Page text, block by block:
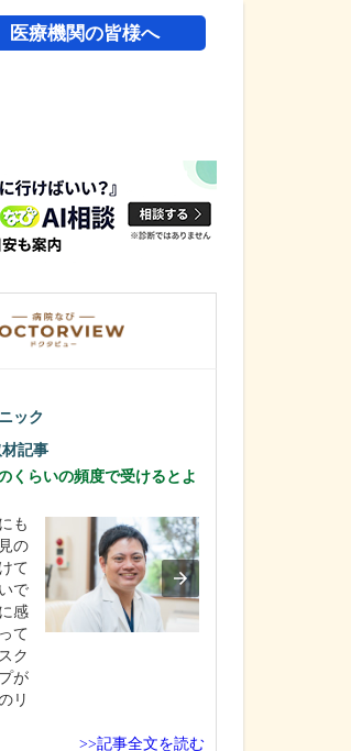
医療機関の皆様へ
ック
記事
くらいの頻度で受けるとよ
も
の
て
で
感
て
ク
が
リ
>>記事全文を読む